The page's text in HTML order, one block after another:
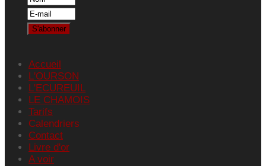
Accueil
L'OURSON
L'ECUREUIL
LE CHAMOIS
Tarifs
Calendriers
Contact
Livre d'or
A voir